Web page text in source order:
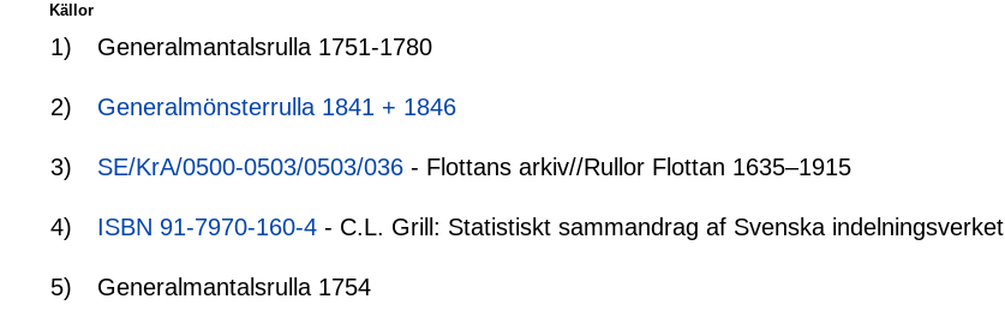
Källor
1) Generalmantalsrulla 1751-1780
2) Generalmönsterrulla 1841 + 1846
3) SE/KrA/0500-0503/0503/036 - Flottans arkiv//Rullor Flottan 1635–1915
4) ISBN 91-7970-160-4 - C.L. Grill: Statistiskt sammandrag af Svenska indelningsverket
5) Generalmantalsrulla 1754